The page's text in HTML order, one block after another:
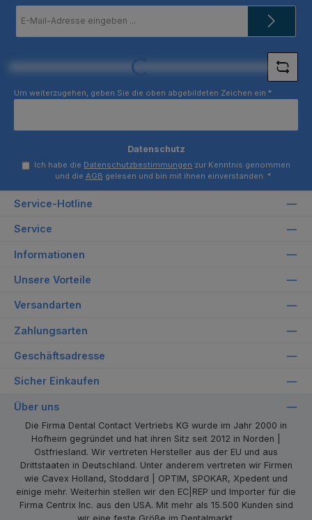
Mail-
Loading...
Um weiterzugehen, geben Sie die oben abgebildeten Zeichen ein *
Datenschutz
Ich habe die Datenschutzbestimmungen zur Kenntnis genommen
und die AGB gelesen und bin mit ihnen einverstanden. *
Service-Hotline
Service
Informationen
Unsere Vorteile
Versandarten
Zahlungsarten
Geschäftsadresse
Sicher Einkaufen
Über uns
Die Firma Dental Contact Vertriebs KG wurde im Jahr 2000 in
Hofheim gegründet und hat ihren Sitz seit 2012 in Norden |
Ostfriesland. Wir vertreten Hersteller aus der EU und aus
Drittstaaten in Deutschland. Unter anderem vertreten wir Firmen
wie Cavex Holland, Stoddard | OPTIM, SPOKAR, Xpedent und
einige mehr. Weiterhin stellen wir den EC|REP und Importer für die
Firma Centrix Inc. aus den USA. Mit mehr als 15.500 Kunden sind